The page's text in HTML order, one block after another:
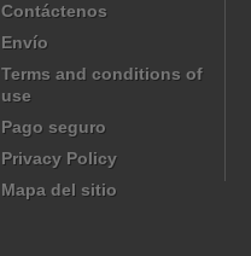
Contáctenos
Envío
Terms and conditions of
use
Pago seguro
Privacy Policy
Mapa del sitio